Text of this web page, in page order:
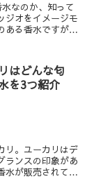
なのか、知って
ジオをイメージモ
ある香水ですが、
はどんな匂
を3つ紹介
リ。ユーカリはデ
ランスの印象があ
水が販売されてい